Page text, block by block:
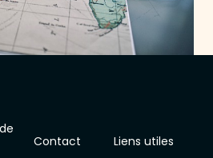
Contact
Liens utiles